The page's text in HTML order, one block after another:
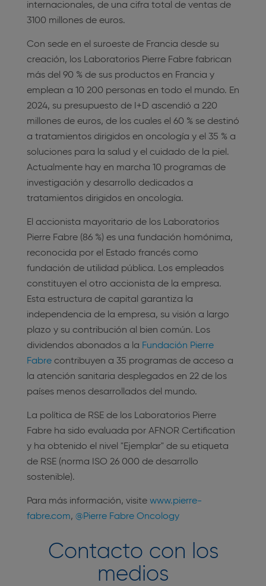
internacionales, de una cifra total de ventas de
3100 millones de euros.
Con sede en el suroeste de Francia desde su
creación, los Laboratorios Pierre Fabre fabrican
más del 90 % de sus productos en Francia y
emplean a 10 200 personas en todo el mundo. En
2024, su presupuesto de I+D ascendió a 220
millones de euros, de los cuales el 60 % se destinó
a tratamientos dirigidos en oncología y el 35 % a
soluciones para la salud y el cuidado de la piel.
Actualmente hay en marcha 10 programas de
investigación y desarrollo dedicados a
tratamientos dirigidos en oncología.
El accionista mayoritario de los Laboratorios
Pierre Fabre (86 %) es una fundación homónima,
reconocida por el Estado francés como
fundación de utilidad pública. Los empleados
constituyen el otro accionista de la empresa.
Esta estructura de capital garantiza la
independencia de la empresa, su visión a largo
plazo y su contribución al bien común. Los
dividendos abonados a la Fundación Pierre
Fabre contribuyen a 35 programas de acceso a
la atención sanitaria desplegados en 22 de los
países menos desarrollados del mundo.
La política de RSE de los Laboratorios Pierre
Fabre ha sido evaluada por AFNOR Certification
y ha obtenido el nivel "Ejemplar" de su etiqueta
de RSE (norma ISO 26 000 de desarrollo
sostenible).
Para más información, visite www.pierre-
fabre.com, @Pierre Fabre Oncology
Contacto con los
medios